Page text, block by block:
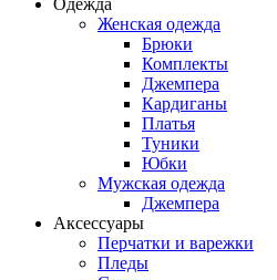
Одежда
Женская одежда
Брюки
Комплекты
Джемпера
Кардиганы
Платья
Туники
Юбки
Мужская одежда
Джемпера
Аксессуары
Перчатки и варежки
Пледы